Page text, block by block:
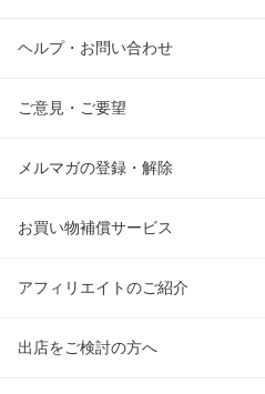
ヘルプ・お問い合わせ
ご意見・ご要望
メルマガの登録・解除
お買い物補償サービス
アフィリエイトのご紹介
出店をご検討の方へ